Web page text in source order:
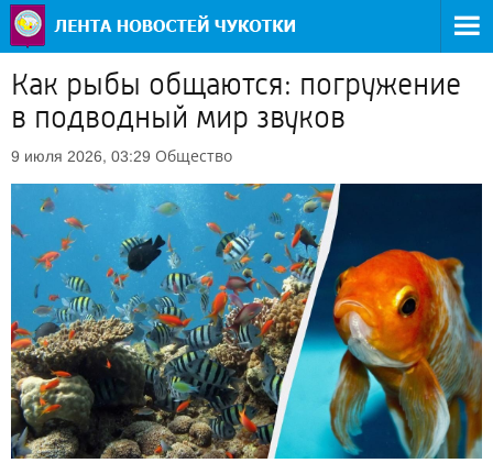
Как рыбы общаются: погружение
в подводный мир звуков
9 июля 2026, 03:29 Общество